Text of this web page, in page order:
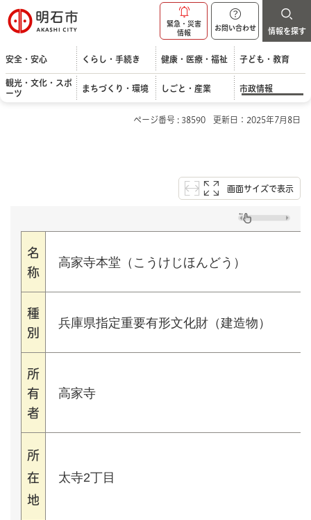
明石市
緊急・災害
情報
お問い合わせ 情報を探す
安全・安心 くらし・手続き 健康・医療・福祉 子ども・教育
観光・文化・スポ
ーツ
まちづくり・環境 しごと・産業 市政情報
ページ番号 : 38590 更新日：2025年7月8日
画面サイズで表示
名
称
高家寺本堂（こうけじほんどう）
種
別
兵庫県指定重要有形文化財（建造物）
所
有
者
高家寺
所
在
地
太寺2丁目